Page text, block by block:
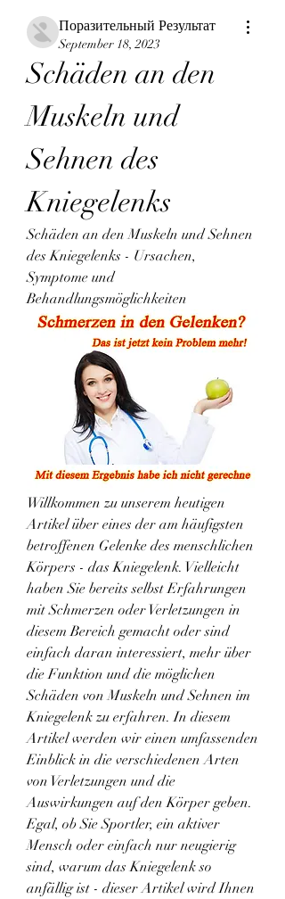
Поразительный Результат
September 18, 2023
Schäden an den
Muskeln und
Sehnen des
Kniegelenks
Schäden an den Muskeln und Sehnen
des Kniegelenks - Ursachen,
Symptome und
Behandlungsmöglichkeiten
Willkommen zu unserem heutigen
Artikel über eines der am häufigsten
betroffenen Gelenke des menschlichen
Körpers - das Kniegelenk. Vielleicht
haben Sie bereits selbst Erfahrungen
mit Schmerzen oder Verletzungen in
diesem Bereich gemacht oder sind
einfach daran interessiert, mehr über
die Funktion und die möglichen
Schäden von Muskeln und Sehnen im
Kniegelenk zu erfahren. In diesem
Artikel werden wir einen umfassenden
Einblick in die verschiedenen Arten
von Verletzungen und die
Auswirkungen auf den Körper geben.
Egal, ob Sie Sportler, ein aktiver
Mensch oder einfach nur neugierig
sind, warum das Kniegelenk so
anfällig ist - dieser Artikel wird Ihnen